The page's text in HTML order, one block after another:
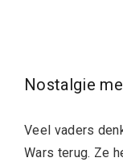
Nostalgie
Veel vaders
Wars terug. Ze